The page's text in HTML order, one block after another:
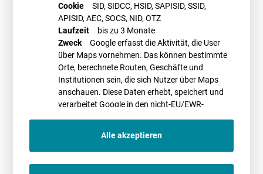
Cookie
SID, SIDCC, HSID, SAPISID, SSID,
APISID, AEC, SOCS, NID, OTZ
Laufzeit
bis zu 3 Monate
Zweck
Google erfasst die Aktivität, die User
über Maps vornehmen. Das können bestimmte
Orte, berechnete Routen, Geschäfte und
Institutionen sein, die sich Nutzer über Maps
anschauen. Diese Daten erhebt, speichert und
verarbeitet Google in den nicht-EU/EWR-
Alle akzeptieren